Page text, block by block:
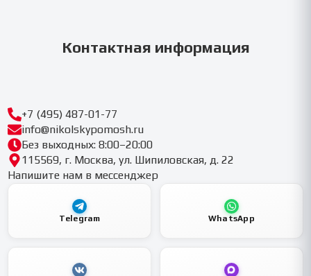
Контактная информация
+7 (495) 487-01-77
info@nikolskypomosh.ru
Без выходных: 8:00–20:00
115569, г. Москва, ул. Шипиловская, д. 22
Напишите нам в мессенджер
Telegram WhatsApp